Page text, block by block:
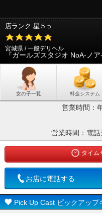
店ランク:星５ つ
宮城県 / 一般デリヘル
『ガールズスタジオ NoA-ノア-
女の子一覧 料金システム
営業時間：
営業時間： 電
タイム
お店に電話する
Pick Up Cast ピックアップ